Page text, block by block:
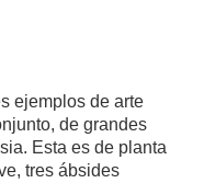
ejemplos de arte
de grandes
Esta es de planta
tres ábsides